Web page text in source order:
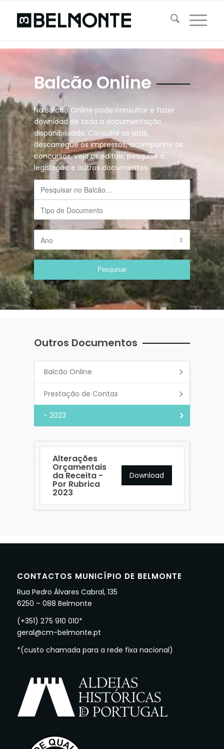
Balcão Online
No Balcão Online pode consultar e fazer
download de toda a documentação
disponibilizada. Consulte as atas,
descarregue os impressos, acompanhe os
concursos, veja os editais, pesquise a
legislação e outros documentos.
Outros Documentos
Balcão Online
Prestação de Contas
- 2023
Alterações
Orçamentais
da Receita -
Por Rubrica
2023
Download
CONTACTOS MUNICÍPIO DE BELMONTE
Rua Pedro Álvares Cabral, 135
6250 – 088 Belmonte
(+351) 275 910 010*
geral@cm-belmonte.pt
*(custo chamada para a rede fixa nacional)